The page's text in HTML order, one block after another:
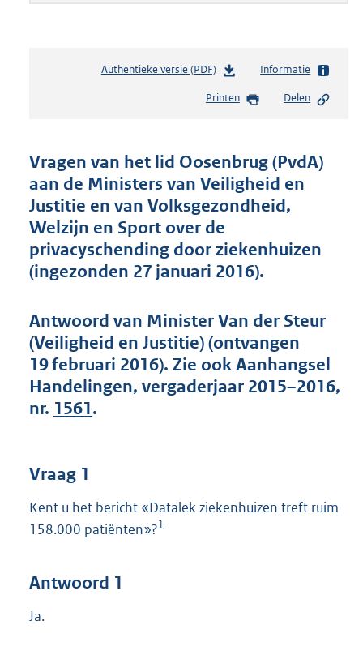
Authentieke versie (PDF)b
s
d
s
g
r
o
t
4
3
b
Informatie
Printen Delen
Vragen van het lid Oosenbrug (PvdA)
aan de Ministers van Veiligheid en
Justitie en van Volksgezondheid,
Welzijn en Sport over de
privacyschending door ziekenhuizen
(ingezonden 27 januari 2016).
Antwoord van Minister Van der Steur
(Veiligheid en Justitie) (ontvangen
19 februari 2016). Zie ook Aanhangsel
Handelingen, vergaderjaar 2015–2016,
nr. 1561.
Vraag 1
Kent u het bericht «Datalek ziekenhuizen treft ruim
158.000 patiënten»?1
Antwoord 1
Ja.